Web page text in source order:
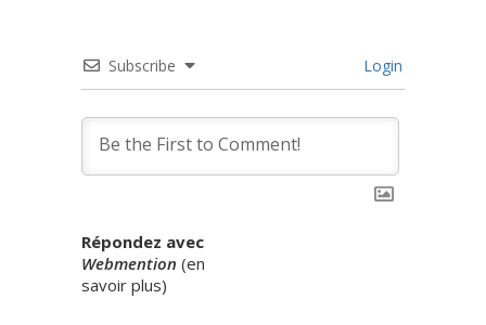
Subscribe Login
Répondez avec
Webmention (en
savoir plus)